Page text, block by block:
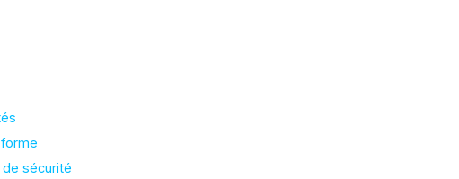
sécurité